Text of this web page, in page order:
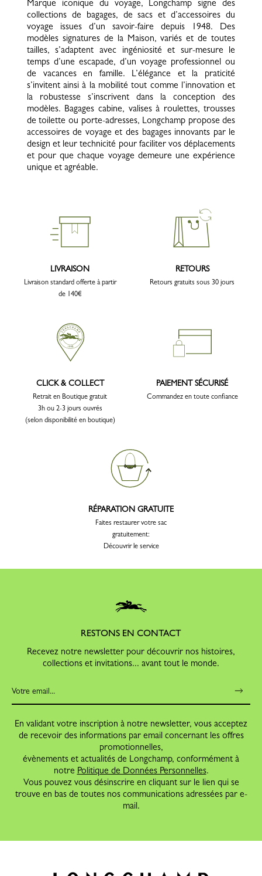
Marque iconique du voyage, Longchamp signe des
collections de bagages, de sacs et d’accessoires du
voyage issues d’un savoir-faire depuis 1948. Des
modèles signatures de la Maison, variés et de toutes
tailles, s’adaptent avec ingéniosité et sur-mesure le
temps d’une escapade, d’un voyage professionnel ou
de vacances en famille. L’élégance et la praticité
s’invitent ainsi à la mobilité tout comme l’innovation et
la robustesse s’inscrivent dans la conception des
modèles. Bagages cabine, valises à roulettes, trousses
de toilette ou porte-adresses, Longchamp propose des
accessoires de voyage et des bagages innovants par le
design et leur technicité pour faciliter vos déplacements
et pour que chaque voyage demeure une expérience
unique et agréable.
LIVRAISON
Livraison standard offerte à partir
de 140€
RETOURS
Retours gratuits sous 30 jours
CLICK & COLLECT
Retrait en Boutique gratuit
3h ou 2-3 jours ouvrés
(selon disponibilité en boutique)
PAIEMENT SÉCURISÉ
Commandez en toute confiance
RÉPARATION GRATUITE
Faites restaurer votre sac
gratuitement:
Découvrir le service
RESTONS EN CONTACT
Recevez notre newsletter pour découvrir nos histoires,
collections et invitations... avant tout le monde.
En validant votre inscription à notre newsletter, vous acceptez
de recevoir des informations par email concernant les offres
promotionnelles,
évènements et actualités de Longchamp, conformément à
notre Politique de Données Personnelles.
Vous pouvez vous désinscrire en cliquant sur le lien qui se
trouve en bas de toutes nos communications adressées par e-
mail.